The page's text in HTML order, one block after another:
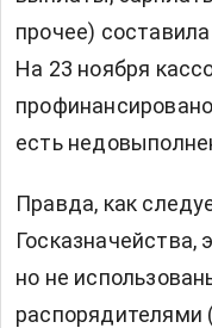
прочее)
На 23 ноября
есть
Правда, как
но не
распорядителями